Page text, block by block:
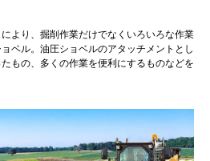
より、掘削作業だけでなくいろいろな作業
ベル。油圧ショベルのアタッチメントとし
もの、多くの作業を便利にするものなどを